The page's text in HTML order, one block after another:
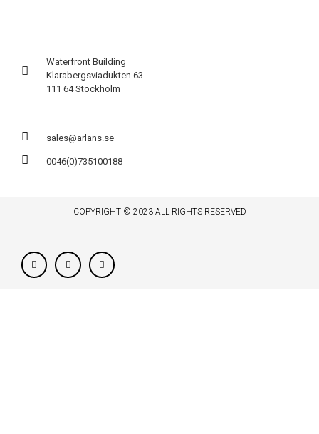
Waterfront Building
Klarabergsviadukten 63
111 64 Stockholm
sales@arlans.se
0046(0)735100188
COPYRIGHT © 2023 ALL RIGHTS RESERVED